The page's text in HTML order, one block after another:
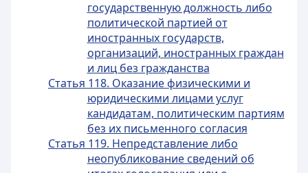
государственную должность либо
политической партией от
иностранных государств,
организаций, иностранных граждан
и лиц без гражданства
Статья 118. Оказание физическими и
юридическими лицами услуг
кандидатам, политическим партиям
без их письменного согласия
Статья 119. Непредставление либо
неопубликование сведений об